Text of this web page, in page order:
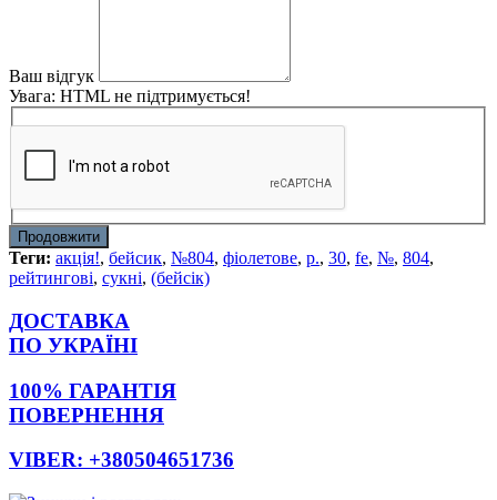
Ваш відгук
Увага: HTML не підтримується!
Продовжити
Теги: акція!, бейсик, №804, фіолетове, р., 30, fe, №, 804,
рейтингові, сукні, (бейсік)
ДОСТАВКА
ПО УКРАЇНІ
100% ГАРАНТІЯ
ПОВЕРНЕННЯ
VIBER: +380504651736